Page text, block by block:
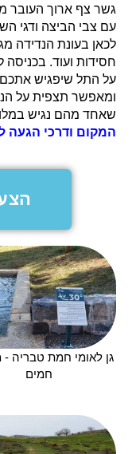
גשר צף ארוך העובר
עם צבי הביצה ודגי
לכאן בעונת הנדידה
חסידות ועוד.
על התל שיפגיש אתכם
ומאפשר תצפית על
שאחד מהם נגיש
המקום ודרכי הגעה
גן לאומי חמת טבריה -
חמים